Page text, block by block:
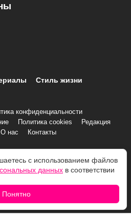
Стиль жизни
конфиденциальности
Политика cookies
Редакция
О нас
Контакты
принадлежат
необходимо соблюдать
с использованием файлов
данных в соответствии
Понятно